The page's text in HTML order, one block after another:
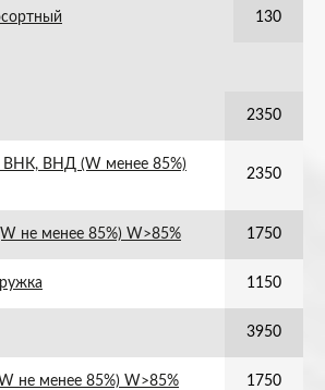
130
2350
ВНД (W менее 85%)
2350
не менее 85%) W>85% 1750
1150
3950
не менее 85%) W>85% 1750